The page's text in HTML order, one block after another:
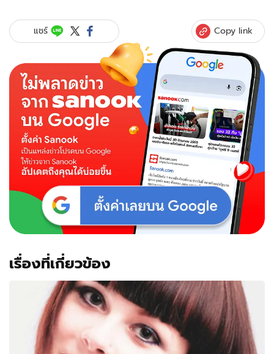
แชร์ Copy link
เรื่องที่เกี่ยวข้อง